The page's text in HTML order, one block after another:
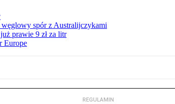
węglowy spór z Australijczykami
prawie 9 zł za litr
Europe
REGULAMIN